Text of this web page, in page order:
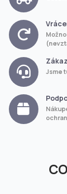
Jsme